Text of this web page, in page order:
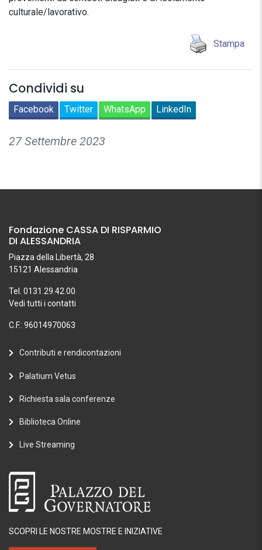
culturale/lavorativo.
Stampa
Condividi su
Facebook Twitter WhatsApp LinkedIn
27 Settembre 2023
Fondazione CASSA DI RISPARMIO
DI ALESSANDRIA
Piazza della Libertà, 28
15121 Alessandria
Tel. 0131.29.42.00
Vedi tutti i contatti
C.F.: 96014970063
Contributi e rendicontazioni
Palatium Vetus
Richiesta sala conferenze
Biblioteca Online
Live Streaming
SCOPRI LE NOSTRE MOSTRE E INIZIATIVE